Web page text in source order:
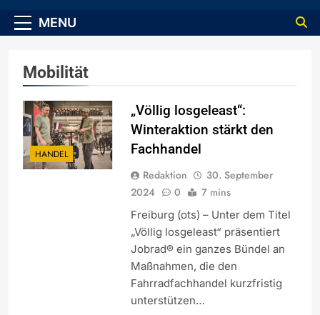
MENU
Mobilität
HANDEL
„Völlig losgeleast“:
Winteraktion stärkt den
Fachhandel
Redaktion
30. September
2024
0 7 mins
Freiburg (ots) – Unter dem Titel
„Völlig losgeleast“ präsentiert
Jobrad® ein ganzes Bündel an
Maßnahmen, die den
Fahrradfachhandel kurzfristig
unterstützen…